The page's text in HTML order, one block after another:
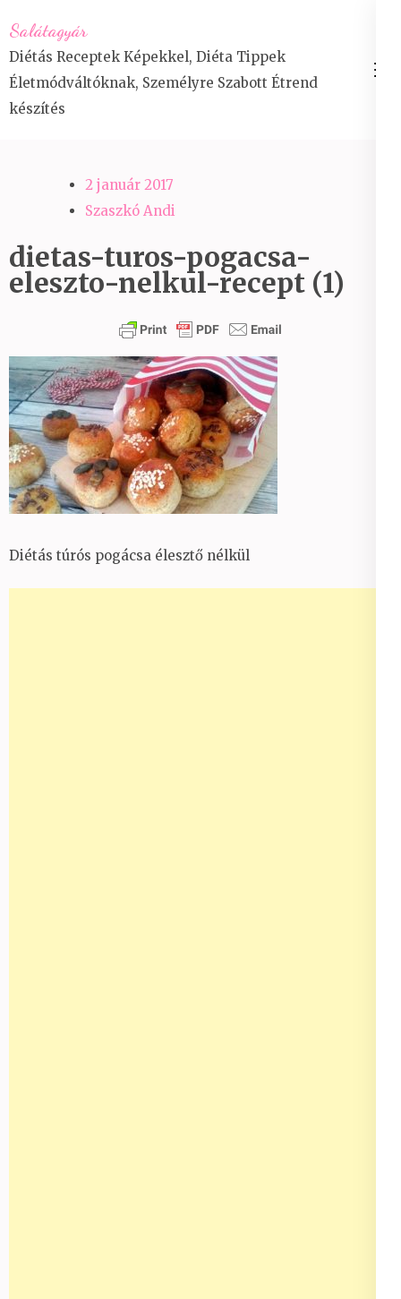
to
content
(Press
Enter)
Salátagyár
Diétás Receptek Képekkel, Diéta Tippek
Életmódváltóknak, Személyre Szabott Étrend
készítés
2 január 2017
Szaszkó Andi
dietas-turos-pogacsa-
eleszto-nelkul-recept (1)
Diétás túrós pogácsa élesztő nélkül